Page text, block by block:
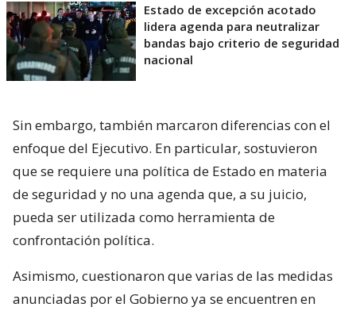
Estado de excepción acotado
lidera agenda para neutralizar
bandas bajo criterio de seguridad
nacional
Sin embargo, también marcaron diferencias con el
enfoque del Ejecutivo. En particular, sostuvieron
que se requiere una política de Estado en materia
de seguridad y no una agenda que, a su juicio,
pueda ser utilizada como herramienta de
confrontación política.
Asimismo, cuestionaron que varias de las medidas
anunciadas por el Gobierno ya se encuentren en